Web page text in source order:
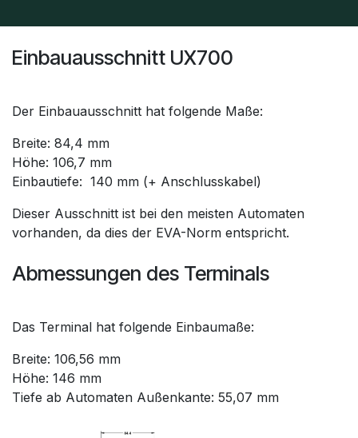
Einbauausschnitt UX700
Der Einbauausschnitt hat folgende Maße:
Breite: 84,4 mm
Höhe: 106,7 mm
Einbautiefe: 140 mm (+ Anschlusskabel)
Dieser Ausschnitt ist bei den meisten Automaten
vorhanden, da dies der EVA-Norm entspricht.
Abmessungen des Terminals
Das Terminal hat folgende Einbaumaße:
Breite: 106,56 mm
Höhe: 146 mm
Tiefe ab Automaten Außenkante: 55,07 mm